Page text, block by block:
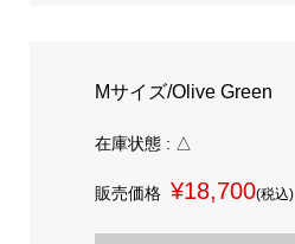
Mサイズ/Olive Green
在庫状態 : △
販売価格 ¥18,700(税込)